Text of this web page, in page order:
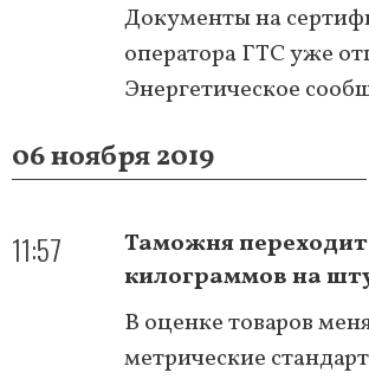
Документы на
оператора ГТС уже
Энергетическое
06 ноября 2019
11:57
Таможня переходит
килограммов на
В оценке товаров
метрические